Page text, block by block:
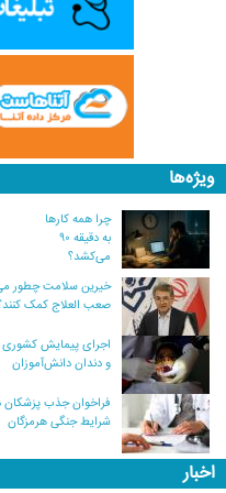
ویژه‌ها
چرا همه کارها
به دقیقه ۹۰
می‌کشد؟
خیرین سلامت چطور
صعب العلاج کمک
اجرای پیمایش
و دندان دانش‌آموزان
فراخوان جذب پزشکان
شرایط جنگی هرمزگان
اخبار